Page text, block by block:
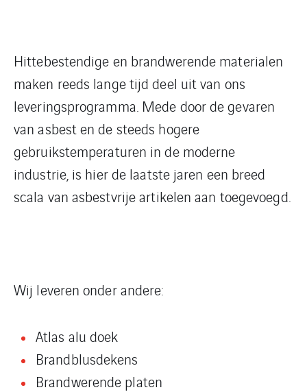
Hittebestendige en brandwerende materialen
maken reeds lange tijd deel uit van ons
leveringsprogramma. Mede door de gevaren
van asbest en de steeds hogere
gebruikstemperaturen in de moderne
industrie, is hier de laatste jaren een breed
scala van asbestvrije artikelen aan toegevoegd.
Wij leveren onder andere:
Atlas alu doek
Brandblusdekens
Brandwerende platen